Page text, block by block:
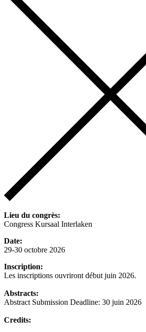
Lieu du congrès:
Congress Kursaal Interlaken
Date:
29-30 octobre 2026
Inscription:
Les inscriptions ouvriront début juin 2026.
Abstracts:
Abstract Submission Deadline: 30 juin 2026
Credits: